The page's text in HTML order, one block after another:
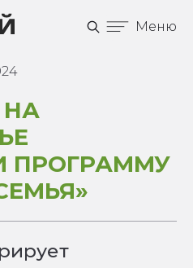
Меню
НА
ПРОГРАММУ